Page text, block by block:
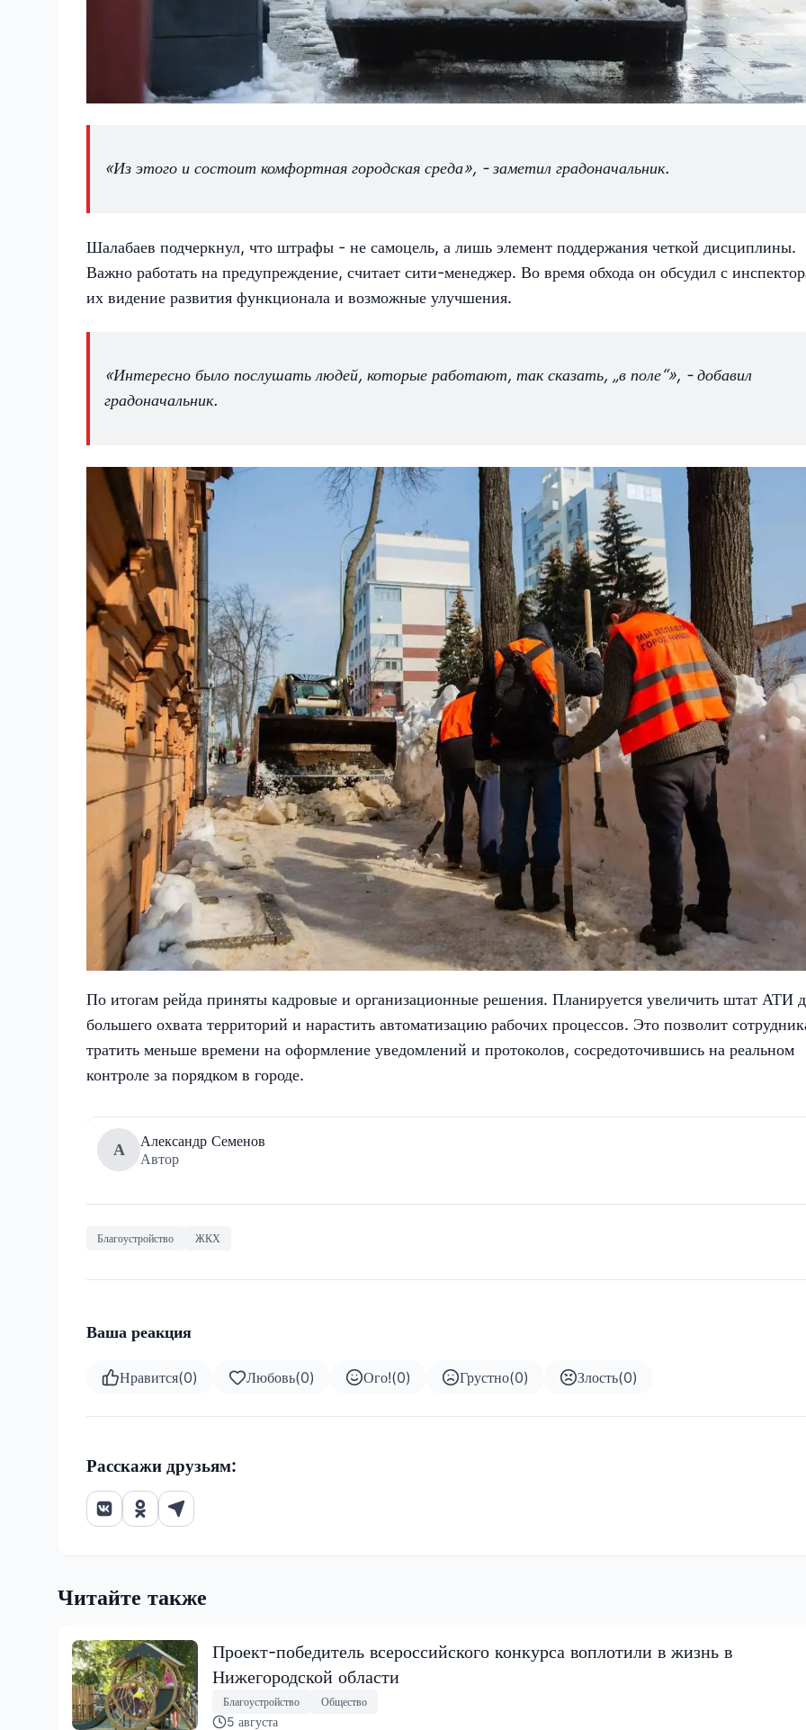
«Из этого и состоит комфортная городская среда», - заметил градоначальник.
Шалабаев подчеркнул, что штрафы - не самоцель, а лишь элемент поддержания четкой дисциплины.
Важно работать на предупреждение, считает сити-менеджер. Во время обхода он обсудил с
их видение развития функционала и возможные улучшения.
«Интересно было послушать людей, которые работают, так сказать, „в поле“», - добавил
градоначальник.
По итогам рейда приняты кадровые и организационные решения. Планируется увеличить штат АТИ
большего охвата территорий и нарастить автоматизацию рабочих процессов. Это позволит
тратить меньше времени на оформление уведомлений и протоколов, сосредоточившись на реальном
контроле за порядком в городе.
А
Александр Семенов
Автор
Благоустройство ЖКХ
Ваша реакция
Нравится(0) Любовь(0) Ого!(0) Грустно(0) Злость(0)
Расскажи друзьям:
Читайте также
Проект-победитель всероссийского конкурса воплотили в жизнь в
Нижегородской области
Благоустройство Общество
5 августа